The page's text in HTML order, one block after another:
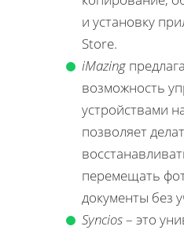
и установку
Store.
iMazing
возможность
устройствами
позволяет
перемещать
документы без
Syncios– это